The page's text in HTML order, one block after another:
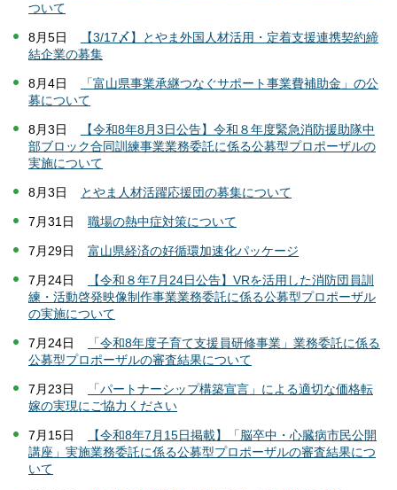
ついて
8月5日
【3/17〆】とやま外国人材活用・定着支援連携契約締
結企業の募集
8月4日
「富山県事業承継つなぐサポート事業費補助金」の公
募について
8月3日
【令和8年8月3日公告】令和８年度緊急消防援助隊中
部ブロック合同訓練事業業務委託に係る公募型プロポーザルの
実施について
8月3日 とやま人材活躍応援団の募集について
7月31日 職場の熱中症対策について
7月29日 富山県経済の好循環加速化パッケージ
7月24日
【令和８年7月24日公告】VRを活用した消防団員訓
練・活動啓発映像制作事業業務委託に係る公募型プロポーザル
の実施について
7月24日
「令和8年度子育て支援員研修事業」業務委託に係る
公募型プロポーザルの審査結果について
7月23日
「パートナーシップ構築宣言」による適切な価格転
嫁の実現にご協力ください
7月15日
【令和8年7月15日掲載】「脳卒中・心臓病市民公開
講座」実施業務委託に係る公募型プロポーザルの審査結果につ
いて